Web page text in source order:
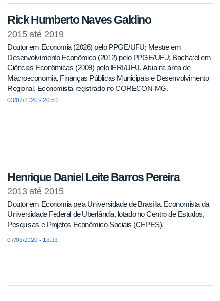
Rick Humberto Naves Galdino
2015 até 2019
Doutor em Economia (2026) pelo PPGE/UFU; Mestre em
Desenvolvimento Econômico (2012) pelo PPGE/UFU; Bacharel em
Ciências Econômicas (2009) pelo IERI/UFU. Atua na área de
Macroeconomia, Finanças Públicas Municipais e Desenvolvimento
Regional. Economista registrado no CORECON-MG.
03/07/2020 - 20:50
Henrique Daniel Leite Barros Pereira
2013 até 2015
Doutor em Economia pela Universidade de Brasília. Economista da
Universidade Federal de Uberlândia, lotado no Centro de Estudos,
Pesquisas e Projetos Econômico-Sociais (CEPES).
07/08/2020 - 18:38